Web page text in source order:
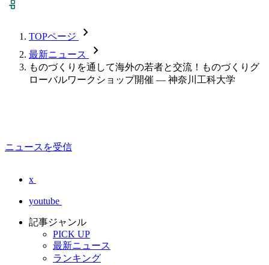
TOPページ chevron_forward
最新ニュース chevron_forward
ものづくりを通して海外の若者と交流！ものづくりグ
ローバルワークショップ開催 — 神奈川工科大学
ニュースを受信
x
youtube
記事ジャンル
PICK UP
最新ニュース
ランキング